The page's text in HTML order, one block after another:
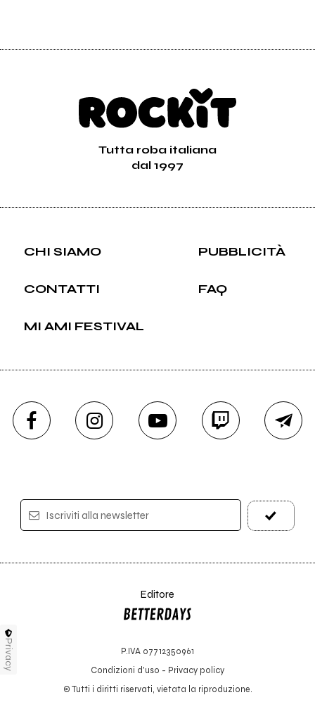
Tutta roba italiana
dal 1997
CHI SIAMO PUBBLICITÀ
CONTATTI FAQ
MI AMI FESTIVAL
Iscriviti alla newsletter
Editore
P.IVA 07712350961
Condizioni d'uso - Privacy policy
© Tutti i diritti riservati, vietata la riproduzione.
Privacy